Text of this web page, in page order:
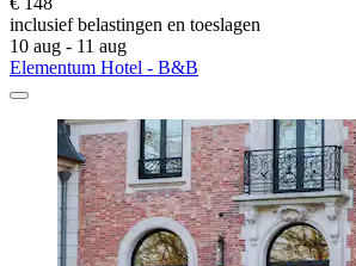
inclusief belastingen en toeslagen
10 aug - 11 aug
Elementum Hotel - B&B